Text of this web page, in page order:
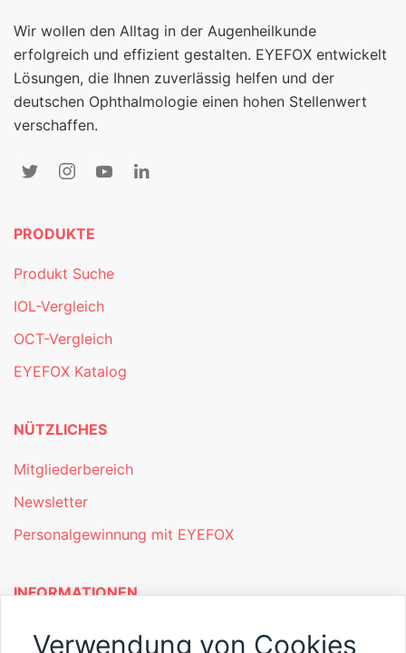
Wir wollen den Alltag in der Augenheilkunde
erfolgreich und effizient gestalten. EYEFOX entwickelt
Lösungen, die Ihnen zuverlässig helfen und der
deutschen Ophthalmologie einen hohen Stellenwert
verschaffen.
PRODUKTE
Produkt Suche
IOL-Vergleich
OCT-Vergleich
EYEFOX Katalog
NÜTZLICHES
Mitgliederbereich
Newsletter
Personalgewinnung mit EYEFOX
INFORMATIONEN
Was ist EYEFOX – Ihre Möglichkeiten
Verwendung von Cookies